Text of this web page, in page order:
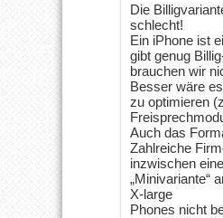
Die
schlecht!
Ein iPhone ist
gibt genug
brauchen wir
Besser wäre
zu optimieren
Auch das
Zahlreiche
inzwischen eine
„Minivariante“
X-large
Phones nicht